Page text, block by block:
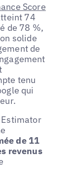
Score
74
de 78 %,
solide
de
tenu
qui
Estimator
de 11
revenus